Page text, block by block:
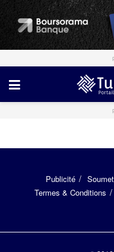
Publicité
Termes & Conditions